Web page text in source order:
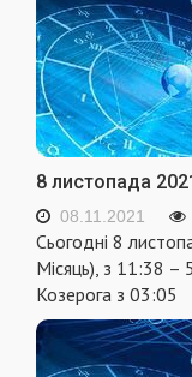
8 листопада
08.11.2021
Сьогодні 8
Місяць), з 11:38 –
Козерога з 03:05